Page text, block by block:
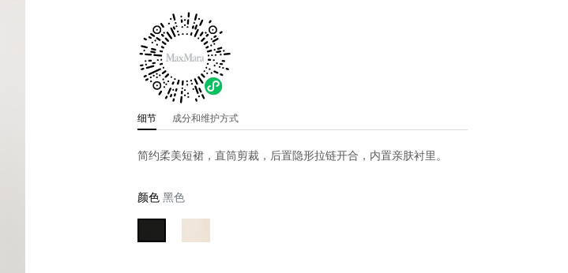
细节 成分和维护方式
简约柔美短裙，直筒剪裁，后置隐形拉链开合，内置亲肤衬里。
颜色黑色